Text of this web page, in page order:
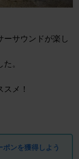
ーサウンドが楽し
。
メ！
ンを獲得しよう